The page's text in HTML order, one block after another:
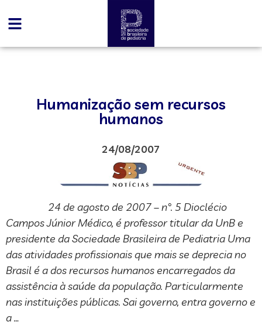
Humanização sem recursos
humanos
24/08/2007
24 de agosto de 2007 – n°. 5 Dioclécio
Campos Júnior Médico, é professor titular da UnB e
presidente da Sociedade Brasileira de Pediatria Uma
das atividades profissionais que mais se deprecia no
Brasil é a dos recursos humanos encarregados da
assistência à saúde da população. Particularmente
nas instituições públicas. Sai governo, entra governo e
a …